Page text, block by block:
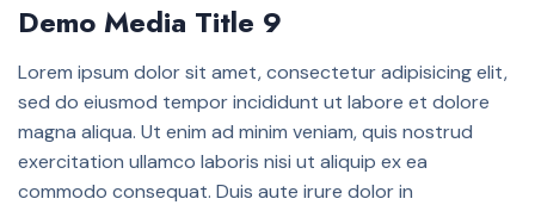
Demo Media Title 9
Lorem ipsum dolor sit amet, consectetur adipisicing elit,
sed do eiusmod tempor incididunt ut labore et dolore
magna aliqua. Ut enim ad minim veniam, quis nostrud
exercitation ullamco laboris nisi ut aliquip ex ea
commodo consequat. Duis aute irure dolor in